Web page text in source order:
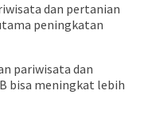
dan pertanian
peningkatan
pariwisata dan
bisa meningkat lebih